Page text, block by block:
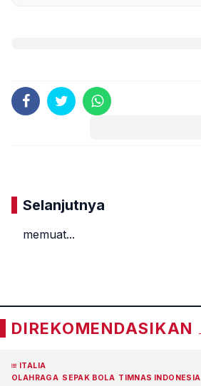
Selanjutnya
memuat...
DIREKOMENDASIKAN
ITALIA
OLAHRAGA SEPAK BOLA TIMNAS INDONESIA